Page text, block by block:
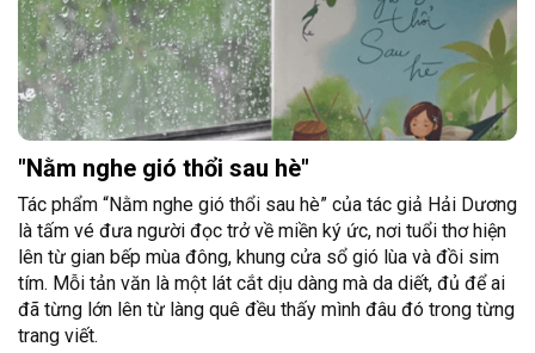
"Nằm nghe gió thổi sau hè"
Tác phẩm “Nằm nghe gió thổi sau hè” của tác giả Hải Dương
là tấm vé đưa người đọc trở về miền ký ức, nơi tuổi thơ hiện
lên từ gian bếp mùa đông, khung cửa sổ gió lùa và đồi sim
tím. Mỗi tản văn là một lát cắt dịu dàng mà da diết, đủ để ai
đã từng lớn lên từ làng quê đều thấy mình đâu đó trong từng
trang viết.